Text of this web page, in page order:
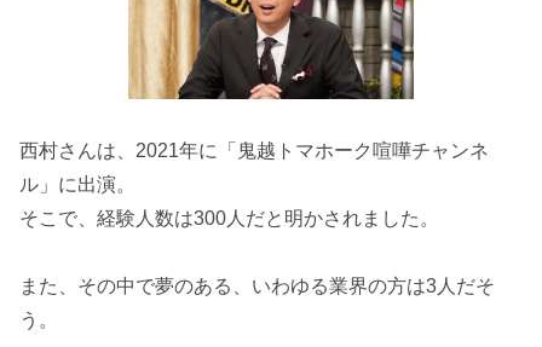
西村さんは、2021年に「鬼越トマホーク喧嘩チャンネ
ル」に出演。
そこで、経験人数は300人だと明かされました。
また、その中で夢のある、いわゆる業界の方は3人だそ
う。